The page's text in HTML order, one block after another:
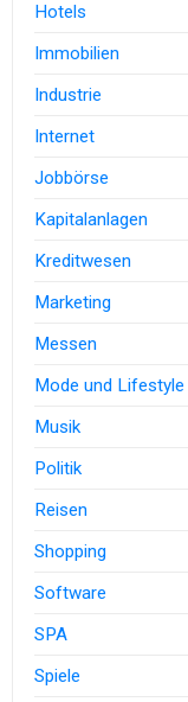
Hotels
Immobilien
Industrie
Internet
Jobbörse
Kapitalanlagen
Kreditwesen
Marketing
Messen
Mode und Lifestyle
Musik
Politik
Reisen
Shopping
Software
SPA
Spiele